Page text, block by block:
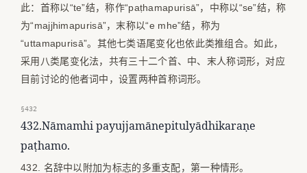
此：首称以“te”结，称作“paṭhamapurisā”，中称以“se”结，称
为“majjhimapurisā”，末称以“e mhe”结，称为
“uttamapurisā”。其他七类语尾变化也依此类推组合。如此，
采用八类尾变化法，共有三十二个首、中、末人称词形，对应
目前讨论的他者词中，设置两种首称词形。
§432
432.Nāmamhi payujjamānepitulyādhikaraṇe
paṭhamo.
432. 名辞中以附加为标志的多重支配，第一种情形。